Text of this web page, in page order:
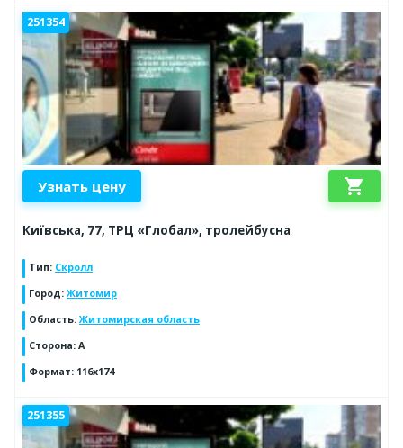
251354
Узнать цену shopping_cart
Київська, 77, ТРЦ «Глобал», тролейбусна
Тип: Скролл
Город: Житомир
Область: Житомирская область
Сторона: А
Формат: 116х174
251355